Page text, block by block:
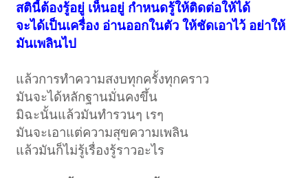
สตินี้ต้องรู้อยู่ เห็นอยู่ กำหนดรู้ให้ติดต่อให้ได้
จะได้เป็นเครื่อง อ่านออกในตัว ให้ชัดเอาไว้ อย่าให้
มันเพลินไป
แล้วการทำความสงบทุกครั้งทุกคราว
มันจะได้หลักฐานมั่นคงขึ้น
มิฉะนั้นแล้วมันทำรวนๆ เรๆ
มันจะเอาแต่ความสุขความเพลิน
แล้วมันก็ไม่รู้เรื่องรู้ราวอะไร